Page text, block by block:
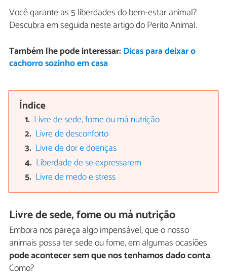
Você garante as 5 liberdades do bem-estar animal?
Descubra em seguida neste artigo do Perito Animal.
Também lhe pode interessar: Dicas para deixar o
cachorro sozinho em casa
Índice
Livre de sede, fome ou má nutrição
Livre de desconforto
Livre de dor e doenças
Liberdade de se expressarem
Livre de medo e stress
Livre de sede, fome ou má nutrição
Embora nos pareça algo impensável, que o nosso
animais possa ter sede ou fome, em algumas ocasiões
pode acontecer sem que nos tenhamos dado conta.
Como?